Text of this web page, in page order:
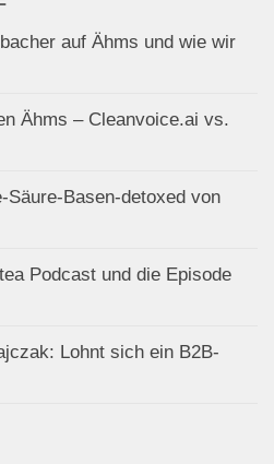
auf Ähms und wie wir
Ähms – Cleanvoice.ai vs.
Basen-detoxed von
Podcast und die Episode
Lohnt sich ein B2B-